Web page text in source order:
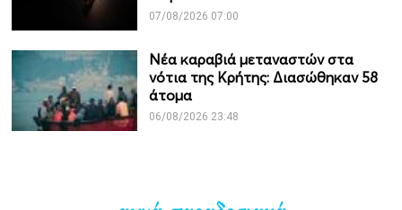
07/08/2026 07:00
Νέα καραβιά μεταναστών στα
νότια της Κρήτης: Διασώθηκαν 58
άτομα
06/08/2026 23:48